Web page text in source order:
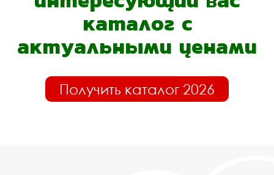
каталог с
актуальными ценами
Получить каталог 2026